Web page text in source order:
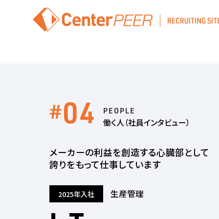
#04 PEOPLE
働く人（社員インタビュー）
メーカーの利益を創造する心臓部として
誇りをもって仕事しています
2025年入社 生産管理